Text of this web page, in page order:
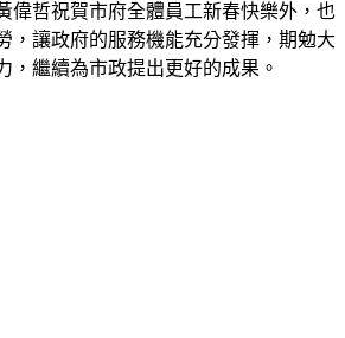
偉哲祝賀市府全體員工新春快樂外，也
，讓政府的服務機能充分發揮，期勉大
，繼續為市政提出更好的成果。